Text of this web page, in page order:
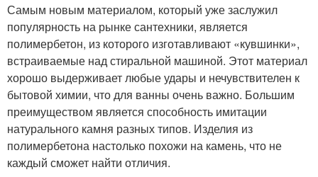
Самым новым материалом, который уже заслужил
популярность на рынке сантехники, является
полимербетон, из которого изготавливают «кувшинки»,
встраиваемые над стиральной машиной. Этот материал
хорошо выдерживает любые удары и нечувствителен к
бытовой химии, что для ванны очень важно. Большим
преимуществом является способность имитации
натурального камня разных типов. Изделия из
полимербетона настолько похожи на камень, что не
каждый сможет найти отличия.